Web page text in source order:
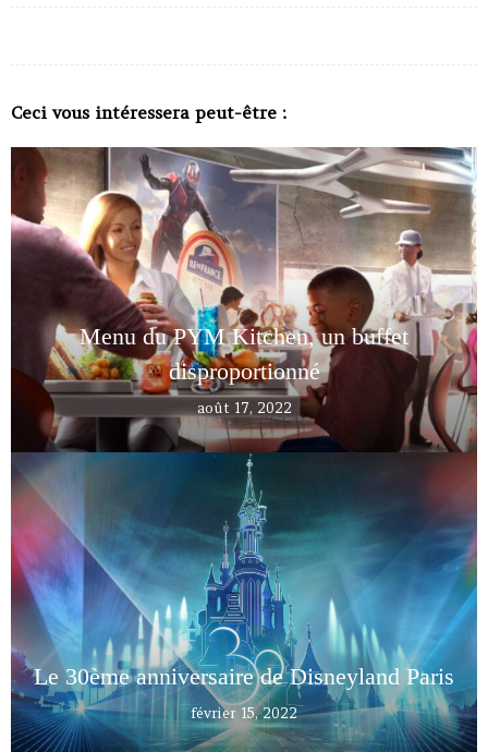
Ceci vous intéressera peut-être :
Menu du PYM Kitchen, un buffet
disproportionné
août 17, 2022
Le 30ème anniversaire de Disneyland Paris
février 15, 2022